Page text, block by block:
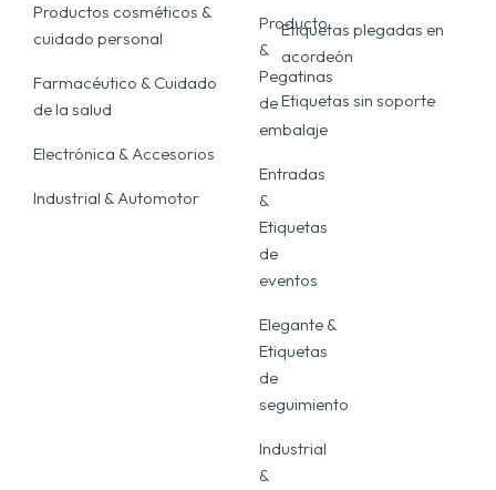
Productos cosméticos &
cuidado personal
Farmacéutico & Cuidado
de la salud
Electrónica & Accesorios
Industrial & Automotor
Producto
&
Pegatinas
de
embalaje
Entradas
&
Etiquetas
de
eventos
Elegante &
Etiquetas
de
seguimiento
Industrial
&
Etiquetas plegadas en
acordeón
Etiquetas sin soporte